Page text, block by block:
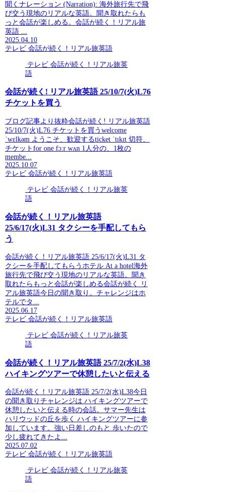
聞くナレーション (Narration): 海外旅行先で飛
び交う現地のリアルな英語。聞き取れたらも
っと会話が楽しめる。会話が続く！リアル旅
英語 ...
2025.04.10
テレビ 会話が続く！リアル旅英語
テレビ 会話が続く！リアル旅英
語
会話が続く! リアル旅英語 25/10/7(火)L76
チケットを買う
ブログ記事より抜粋会話が続く! リアル旅英語
25/10/7(火)L76 チケットを買うwelcome
ˈwɛlkəm ようこそ、歓迎するticket ˈtɪkɪt 切符、
チケットfor one fɔːr wʌn 1人分の、1枚の
membe...
2025.10.07
テレビ 会話が続く！リアル旅英語
テレビ 会話が続く！リアル旅英
語
会話が続く！リアル旅英語
25/6/17(火)L31 タクシーを手配してもら
う
会話が続く！リアル旅英語 25/6/17(火)L31 タ
クシーを手配してもらうホテル At a hotel海外
旅行先で飛び交う現地のリアルな英語。聞き
取れたらもっと会話が楽しめる会話が続く リ
アル旅英語今日の聞き取り。チャレンジはホ
テルでタ...
2025.06.17
テレビ 会話が続く！リアル旅英語
テレビ 会話が続く！リアル旅英
語
会話が続く！リアル旅英語 25/7/2(水)L38
ハイキングツアーで休憩したいと伝える
会話が続く！リアル旅英語 25/7/2(水)L38今日
の聞き取りチャレンジは ハイキングツアーで
休憩したいと伝える時の会話。サマー先生は
ハリウッドの丘を歩く ハイキングツアーに参
加しています。強い日差しのもと 歩いたので
少し疲れてきたよ...
2025.07.02
テレビ 会話が続く！リアル旅英語
テレビ 会話が続く！リアル旅英
語